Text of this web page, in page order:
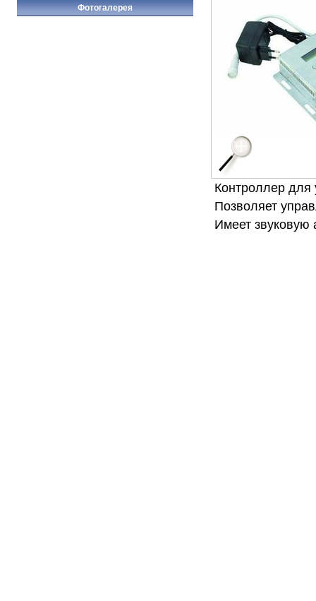
Контроллер для
Позволяет
Имеет звуковую
Фотогалерея